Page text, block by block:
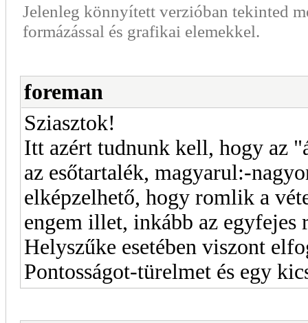
Jelenleg könnyített verzióban tekinted
formázással és grafikai elemekkel.
foreman
Sziasztok!
Itt azért tudnunk kell, hogy az
az esőtartalék, magyarul:-
elképzelhető, hogy romlik a
engem illet, inkább az egyfejes
Helyszűke esetében viszont
Pontosságot-türelmet és egy